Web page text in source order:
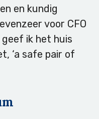
en kundig
voor CFO
ik het huis
‘a safe pair of